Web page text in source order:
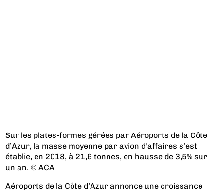
Sur les plates-formes gérées par Aéroports de la Côte
d’Azur, la masse moyenne par avion d'affaires s’est
établie, en 2018, à 21,6 tonnes, en hausse de 3,5% sur
un an. © ACA
Aéroports de la Côte d’Azur annonce une croissance